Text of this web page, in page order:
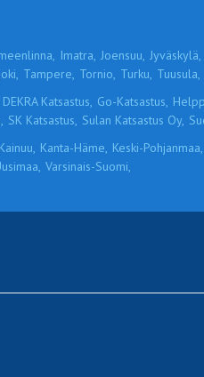
Imatra, Joensuu, Jyväskylä,
Tampere, Tornio, Turku, Tuusula,
DEKRA Katsastus, Go-Katsastus,
SK Katsastus, Sulan Katsastus Oy,
Kainuu, Kanta-Häme, Keski-Pohjanmaa,
Varsinais-Suomi,